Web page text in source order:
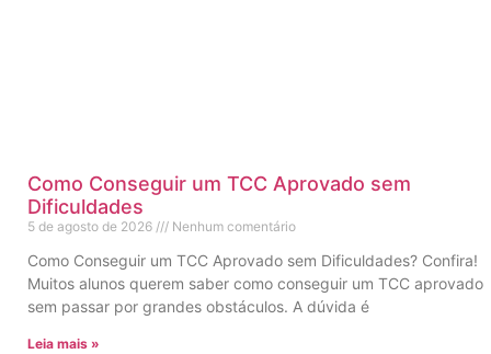
Como Conseguir um TCC Aprovado sem
Dificuldades
5 de agosto de 2026 Nenhum comentário
Como Conseguir um TCC Aprovado sem Dificuldades? Confira!
Muitos alunos querem saber como conseguir um TCC aprovado
sem passar por grandes obstáculos. A dúvida é
Leia mais »